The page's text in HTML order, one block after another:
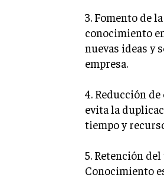
3. Fomento de
conocimiento
nuevas ideas y
empresa.
4. Reducción
evita la
tiempo y
5. Retención
Conocimiento